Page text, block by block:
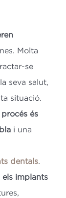
Molta
se
seva salut,
situació.
és
i una
dentals.
els implants